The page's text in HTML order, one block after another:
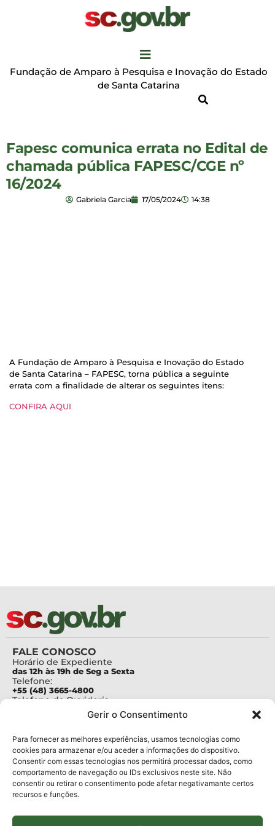
Gerir o Consentimento
Para fornecer as melhores experiências, usamos tecnologias como
cookies para armazenar e/ou aceder a informações do dispositivo.
Consentir com essas tecnologias nos permitirá processar dados, como
comportamento de navegação ou IDs exclusivos neste site. Não
consentir ou retirar o consentimento pode afetar negativamante certos
recursos e funções.
Fundação de Amparo à Pesquisa e Inovação do Estado
de Santa Catarina
Fapesc comunica errata no Edital de
chamada pública FAPESC/CGE nº
16/2024
Gabriela Garcia 17/05/2024 14:38
A Fundação de Amparo à Pesquisa e Inovação do Estado
de Santa Catarina – FAPESC, torna pública a seguinte
errata com a finalidade de alterar os seguintes itens:
CONFIRA AQUI
FALE CONOSCO
Horário de Expediente
das 12h às 19h de Seg a Sexta
Telefone:
+55 (48) 3665-4800
Telefone da Ouvidoria
Para assuntos relacionados à Pesquisa
pesquisa@fapesc.sc.gov.br
Para assuntos relacionados à Inovação
inovacao@fapesc.sc.gov.br
Para assuntos relacionados à Bolsas
bolsas@fapesc.sc.gov.br
Para assuntos relacionados à Prestação de Contas
Para assuntos relacionados à Plataforma